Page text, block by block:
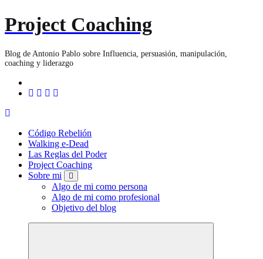
Project Coaching
Blog de Antonio Pablo sobre Influencia, persuasión, manipulación,
coaching y liderazgo
Código Rebelión
Walking e-Dead
Las Reglas del Poder
Project Coaching
Sobre mi
Algo de mi como persona
Algo de mi como profesional
Objetivo del blog